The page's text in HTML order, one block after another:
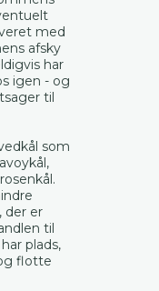
med
afsky
har
igen - og
til
som
der er
til
plads,
flotte